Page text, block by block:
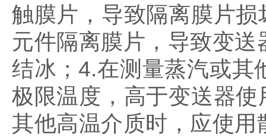
触膜片，导致隔离膜片
元件隔离膜片，导致变
结冰；4.在测量蒸汽或其
极限温度，高于变送器
其他高温介质时，应使